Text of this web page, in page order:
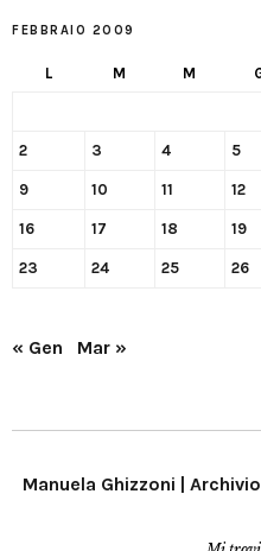
FEBBRAIO 2009
L M M
2 3 4 5
9 10 11 12
16 17 18 19
23 24 25 26
« Gen Mar »
Manuela Ghizzoni |